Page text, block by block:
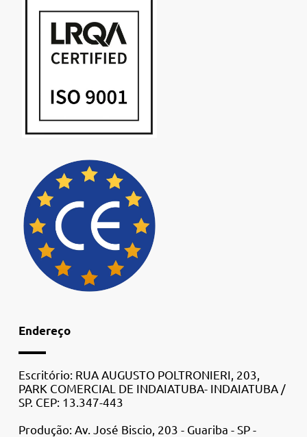
Endereço
Escritório: RUA AUGUSTO POLTRONIERI, 203,
PARK COMERCIAL DE INDAIATUBA- INDAIATUBA /
SP. CEP: 13.347-443
Produção: Av. José Biscio, 203 - Guariba - SP -